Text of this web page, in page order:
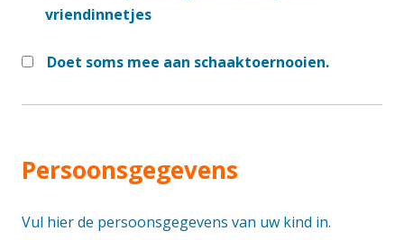
vriendinnetjes
Doet soms mee aan schaaktoernooien.
Persoonsgegevens
Vul hier de persoonsgegevens van uw kind in.